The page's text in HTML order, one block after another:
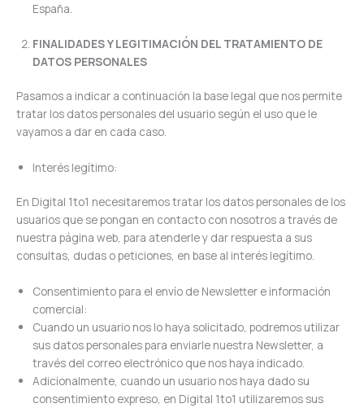
España.
FINALIDADES Y LEGITIMACIÓN DEL TRATAMIENTO DE
DATOS PERSONALES
Pasamos a indicar a continuación la base legal que nos permite
tratar los datos personales del usuario según el uso que le
vayamos a dar en cada caso.
Interés legítimo:
En Digital 1to1 necesitaremos tratar los datos personales de los
usuarios que se pongan en contacto con nosotros a través de
nuestra página web, para atenderle y dar respuesta a sus
consultas, dudas o peticiones, en base al interés legítimo.
Consentimiento para el envío de Newsletter e información
comercial:
Cuando un usuario nos lo haya solicitado, podremos utilizar
sus datos personales para enviarle nuestra Newsletter, a
través del correo electrónico que nos haya indicado.
Adicionalmente, cuando un usuario nos haya dado su
consentimiento expreso, en Digital 1to1 utilizaremos sus